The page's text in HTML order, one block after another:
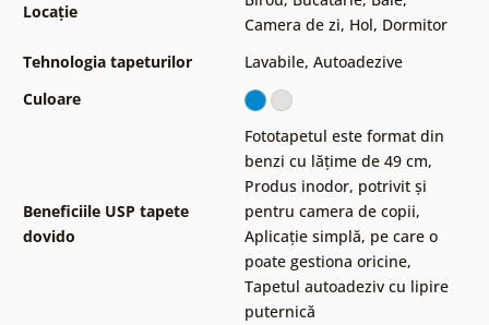
Locație
Camera de zi, Hol, Dormitor
Tehnologia tapeturilor
Lavabile, Autoadezive
Culoare
Beneficiile USP tapete
dovido
Fototapetul este format din
benzi cu lățime de 49 cm,
Produs inodor, potrivit și
pentru camera de copii,
Aplicație simplă, pe care o
poate gestiona oricine,
Tapetul autoadeziv cu lipire
puternică